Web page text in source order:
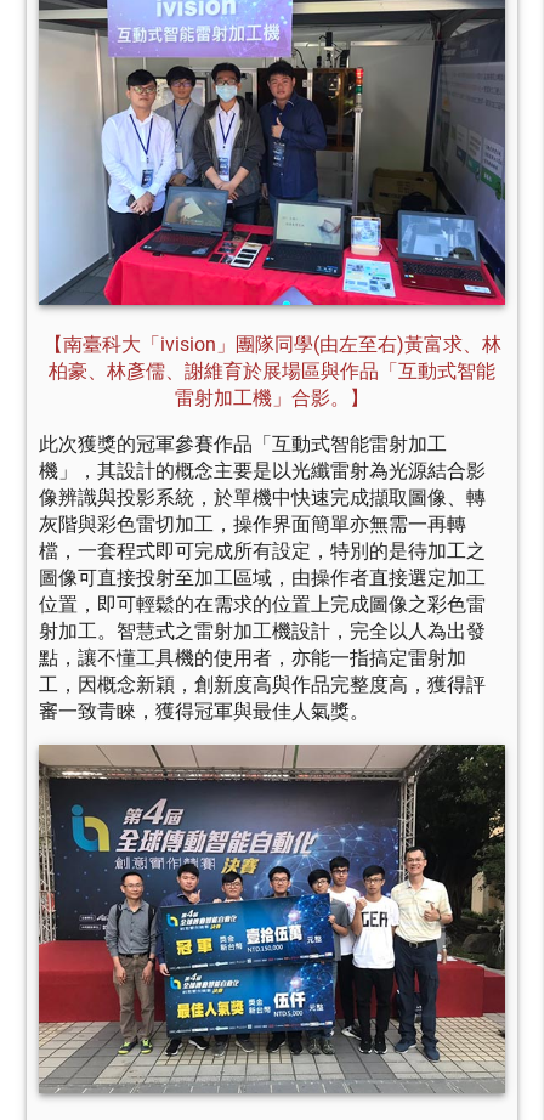
【南臺科大「ivision」團隊同學(由左至右)黃富求、林
柏豪、林彥儒、謝維育於展場區與作品「互動式智能
雷射加工機」合影。
】
此次獲獎的冠軍參賽作品「互動式智能雷射加工
機」，其設計的概念主要是以光纖雷射為光源結合影
像辨識與投影系統，於單機中快速完成擷取圖像、轉
灰階與彩色雷切加工，操作界面簡單亦無需一再轉
檔，一套程式即可完成所有設定，特別的是待加工之
圖像可直接投射至加工區域，由操作者直接選定加工
位置，即可輕鬆的在需求的位置上完成圖像之彩色雷
射加工。智慧式之雷射加工機設計，完全以人為出發
點，讓不懂工具機的使用者，亦能一指搞定雷射加
工，因概念新穎，創新度高與作品完整度高，獲得評
審一致青睞，獲得冠軍與最佳人氣獎。